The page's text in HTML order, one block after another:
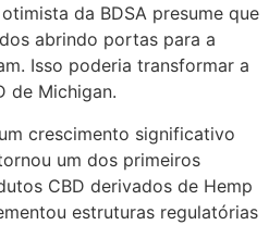
da BDSA presume que
abrindo portas para a
Isso poderia transformar a
de Michigan.
crescimento significativo
um dos primeiros
CBD derivados de Hemp
estruturas regulatórias